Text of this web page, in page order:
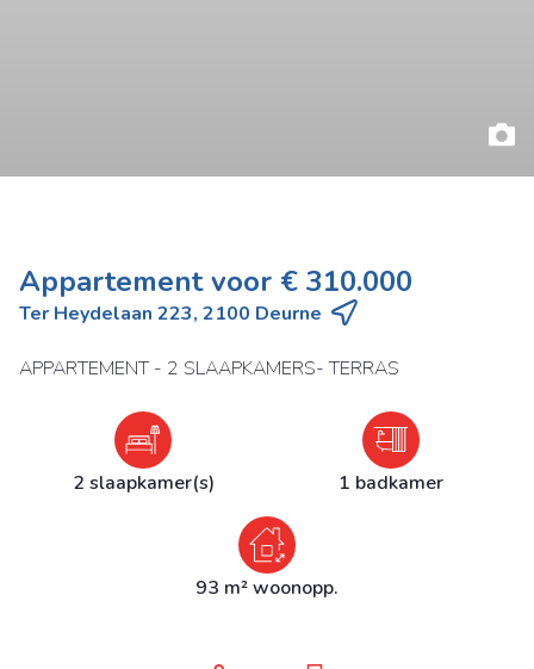
Appartement voor € 310.000
Ter Heydelaan 223, 2100 Deurne
APPARTEMENT - 2 SLAAPKAMERS- TERRAS
2 slaapkamer(s) 1 badkamer
93 m² woonopp.